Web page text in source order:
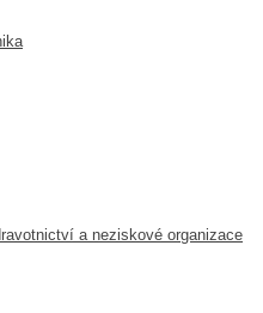
a neziskové organizace